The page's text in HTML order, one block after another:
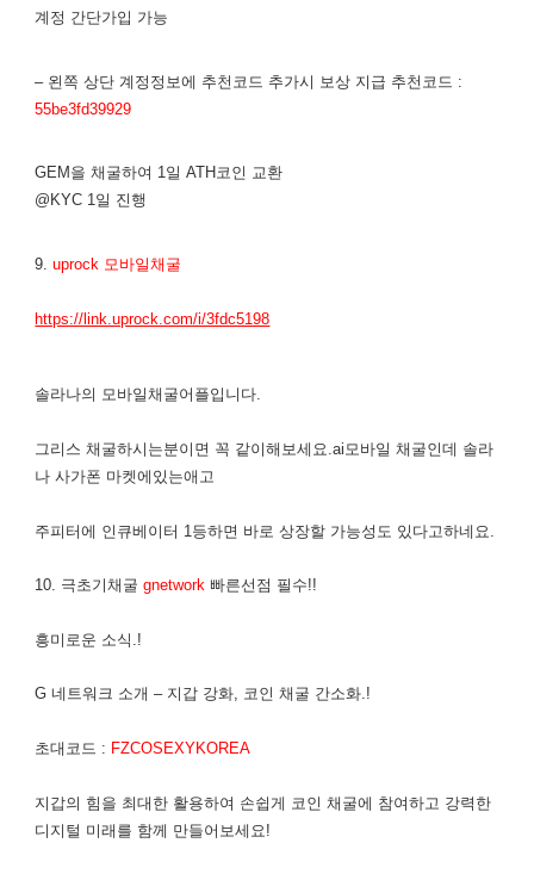
계정 간단가입 가능
– 왼쪽 상단 계정정보에 추천코드 추가시 보상 지급 추천코드 :
55be3fd39929
GEM을 채굴하여 1일 ATH코인 교환
@KYC 1일 진행
9.uprock 모바일채굴
https://link.uprock.com/i/3fdc5198
솔라나의 모바일채굴어플입니다.
그리스 채굴하시는분이면 꼭 같이해보세요.ai모바일 채굴인데 솔라
나 사가폰 마켓에있는애고
주피터에 인큐베이터 1등하면 바로 상장할 가능성도 있다고하네요.
10. 극초기채굴gnetwork 빠른선점 필수!!
흥미로운 소식.!
G 네트워크 소개 – 지갑 강화, 코인 채굴 간소화.!
초대코드 : FZCOSEXYKOREA
지갑의 힘을 최대한 활용하여 손쉽게 코인 채굴에 참여하고 강력한
디지털 미래를 함께 만들어보세요!